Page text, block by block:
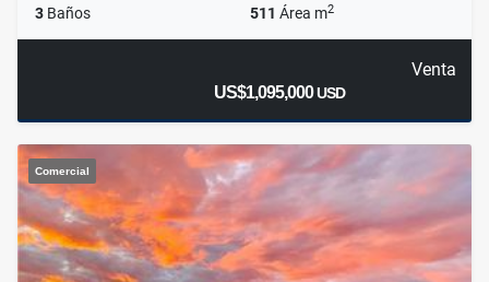
3 Baños 511 Área m2
Venta
US$1,095,000USD
Comercial